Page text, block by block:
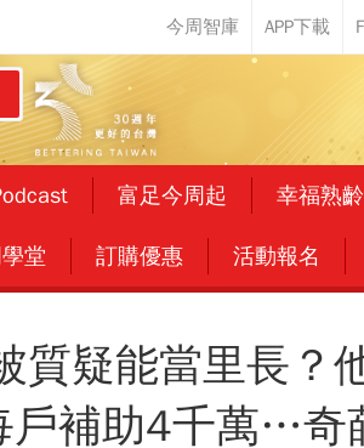
富足今周起 幸福熟齡
堂 訂購優惠 活動報名
質疑能當里長？
補助4千萬…奇